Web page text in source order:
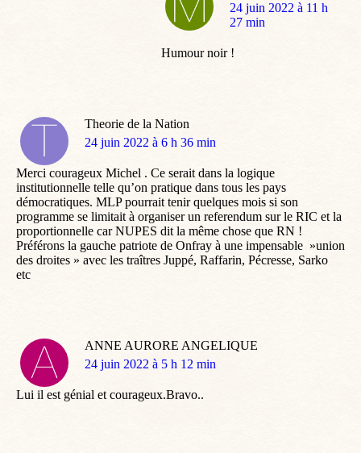
dit
:
24 juin 2022 à 11 h
27 min
Humour noir !
Theorie de la Nation
dit
24 juin 2022 à 6 h 36 min
Merci courageux Michel . Ce serait dans la logique
institutionnelle telle qu’on pratique dans tous les pays
démocratiques. MLP pourrait tenir quelques mois si son
programme se limitait à organiser un referendum sur le RIC et la
proportionnelle car NUPES dit la même chose que RN !
Préférons la gauche patriote de Onfray à une impensable »union
des droites » avec les traîtres Juppé, Raffarin, Pécresse, Sarko
etc
ANNE AURORE ANGELIQUE
dit
24 juin 2022 à 5 h 12 min
Lui il est génial et courageux.Bravo..